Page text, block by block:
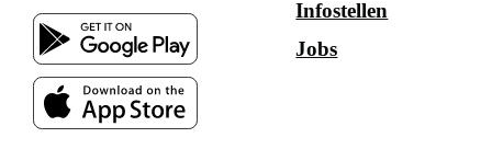
Infostellen
Jobs